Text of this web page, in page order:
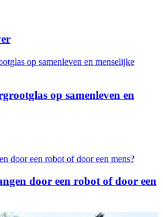
op samenleven en
door een robot of door een